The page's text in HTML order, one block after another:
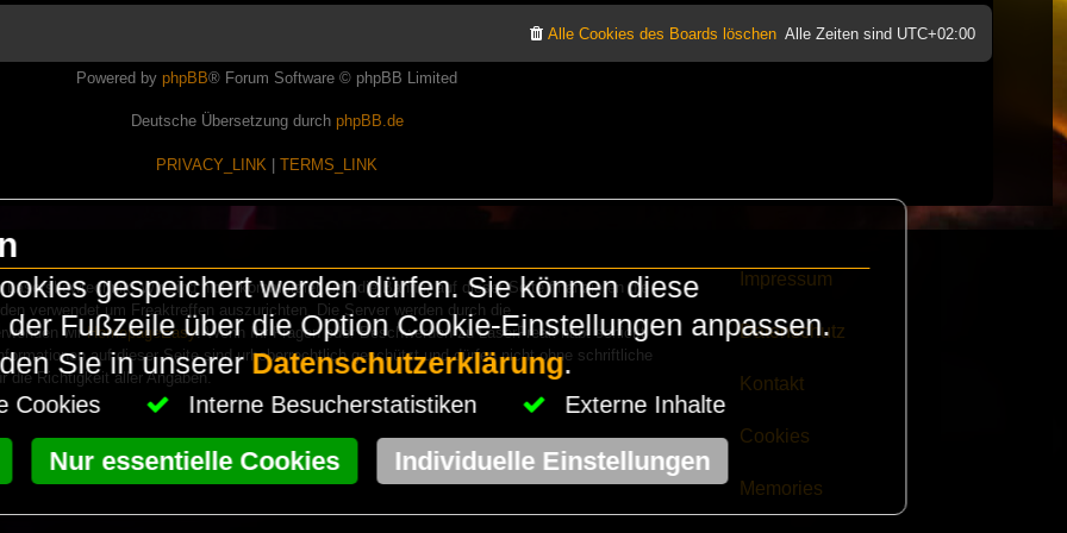
Alle Zeiten sind UTC+02:00
Alle Cookies des Boards löschen
Powered by phpBB® Forum Software © phpBB Limited
Deutsche Übersetzung durch phpBB.de
PRIVACY_LINK TERMS_LINK
Wir sind nicht kommerziell und die Banner auf dieser Seite finanzieren die
verwendet um Freaktreffen auszurichten. Die Server werden durch die
wirHomepageEasy. Wenn Ihr Fragen oder Beschwerden zu LaserFreak habt schickt
auf dieser Seite sind urheberrechtlich geschützt und dürfen nicht ohne schriftliche
die Richtigkeit aller Angaben.
Impressum
Datenschutz
Kontakt
Cookies
Memories
gespeichert werden dürfen. Sie können diese
Fußzeile über die Option Cookie-Einstellungen anpassen.
Sie in unsererDatenschutzerklärung.
Cookies Interne Besucherstatistiken Externe Inhalte
Nur essentielle Cookies Individuelle Einstellungen